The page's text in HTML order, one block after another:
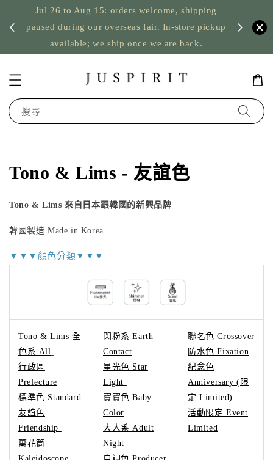
Jul 26 to Aug 15: orders welcome, shipping
paused during our overseas fair. In-store pickup
available; we ship once we are back.
US
搜尋
Tono & Lims - 友誼色
Tono & Lims 來自日本跟韓國的新興品牌
韓國製造 Made in Korea
Tono & Lims 全
色系 All
行政區
Prefecture
標準色 Standard
友誼色
Friendship
萬花筒
閃粉系 Earth
Contact
星光色 Star
Light
寶寶色 Baby
Color
大人系 Adult
Night
聯名色 Crossover
防水色 Fixation
紀念色
Anniversary (限
定 Limited)
活動限定 Event
Limited
▼▼▼顏色分類▼▼▼